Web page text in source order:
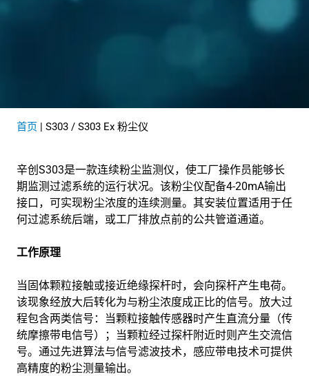
首页 S303 / S303 Ex 粉尘仪
辛创S303是一款连续粉尘监测仪，使工厂操作员能够长
期监测过滤系统的运行状况。该粉尘仪配备4-20mA输出
接口，可实现粉尘浓度的连续测量。其安装位置适用于任
何过滤系统后端，或工厂排放点前的公共管道通道。
工作原理
当固体颗粒接触或接近绝缘探杆时，会向探杆产生电荷。
该现象经放大后转化为与粉尘浓度成正比的信号。放大过
程包含两类信号：当颗粒接触传感器时产生直流分量（传
统摩擦带电信号）；当颗粒经过探杆附近时则产生交流信
号。通过先进算法与信号滤波技术，感应带电技术可提供
高精度的粉尘测量输出。